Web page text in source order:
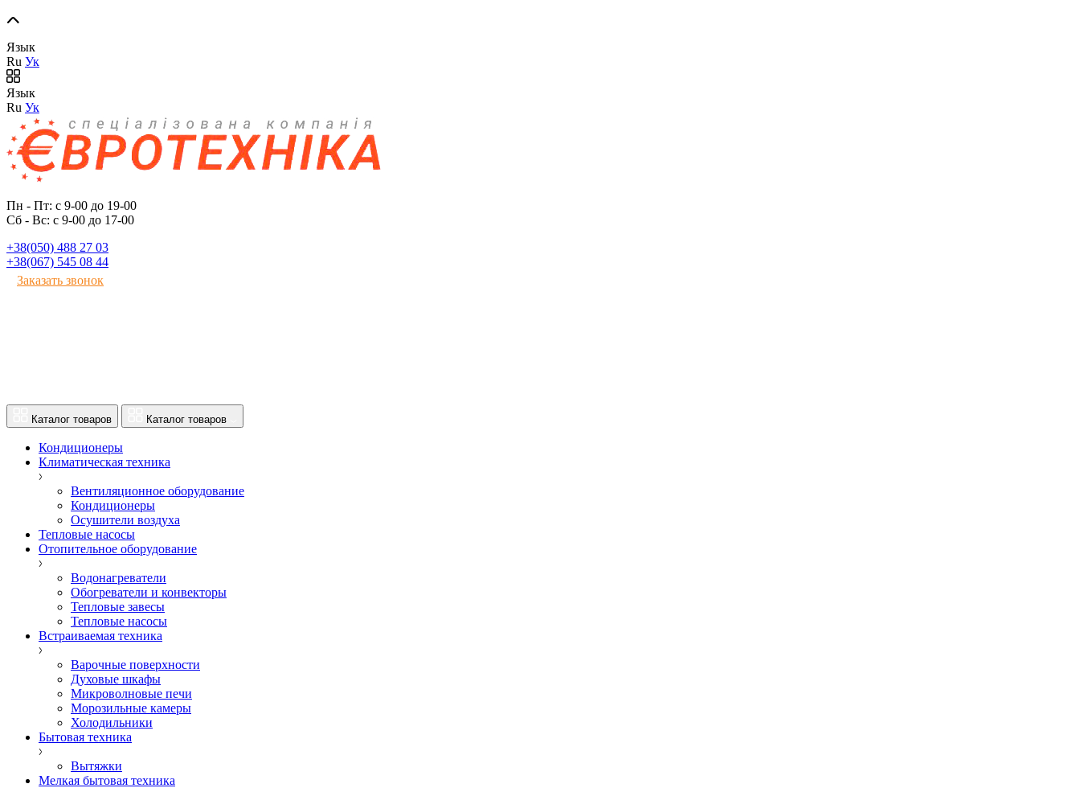
Язык
Ru Ук
Язык
Ru Ук
Пн - Пт: с 9-00 до 19-00
Сб - Вс: с 9-00 до 17-00
+38(050) 488 27 03
+38(067) 545 08 44
Заказать звонок
Каталог товаров Каталог товаров
Кондиционеры
Климатическая техника
Вентиляционное оборудование
Кондиционеры
Осушители воздуха
Тепловые насосы
Отопительное оборудование
Водонагреватели
Обогреватели и конвекторы
Тепловые завесы
Тепловые насосы
Встраиваемая техника
Варочные поверхности
Духовые шкафы
Микроволновые печи
Морозильные камеры
Холодильники
Бытовая техника
Вытяжки
Мелкая бытовая техника